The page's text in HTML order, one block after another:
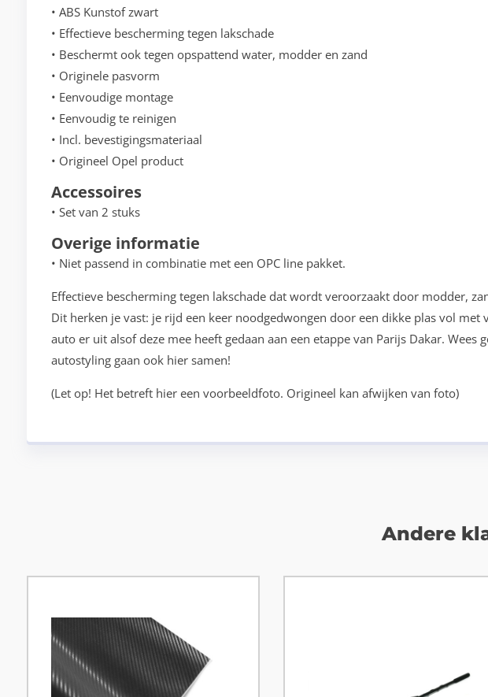
• ABS Kunstof zwart
• Effectieve bescherming tegen lakschade
• Beschermt ook tegen opspattend water, modder en zand
• Originele pasvorm
• Eenvoudige montage
• Eenvoudig te reinigen
• Incl. bevestigingsmateriaal
• Origineel Opel product
Accessoires
• Set van 2 stuks
Overige informatie
• Niet passend in combinatie met een OPC line pakket.
Effectieve bescherming tegen lakschade dat wordt veroorzaakt door modder,
Dit herken je vast: je rijd een keer noodgedwongen door een dikke plas vol
auto er uit alsof deze mee heeft gedaan aan een etappe van Parijs Dakar.
autostyling gaan ook hier samen!
(Let op! Het betreft hier een voorbeeldfoto. Origineel kan afwijken van foto)
Andere